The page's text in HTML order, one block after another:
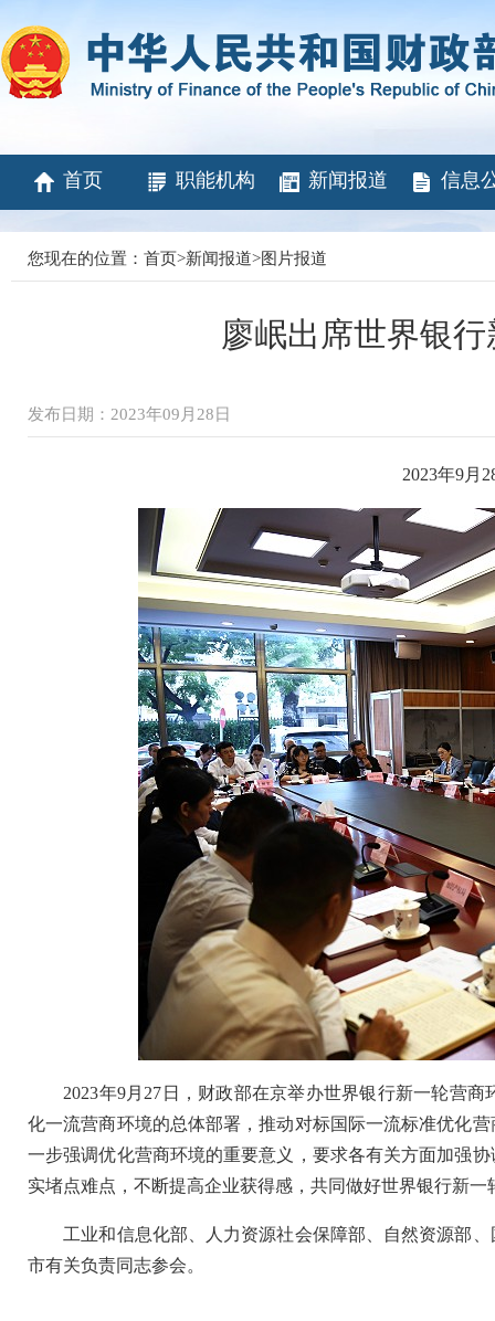
首页 职能机构 新闻报道 信息
您现在的位置： 首页>新闻报道>图片报道
廖岷出席世界银
发布日期：2023年09月28日
2023年9月
2023年9月27日，财政部在京举办世界银行新一轮营商
化一流营商环境的总体部署，推动对标国际一流标准优化
一步强调优化营商环境的重要意义，要求各有关方面加强
实堵点难点，不断提高企业获得感，共同做好世界银行新
工业和信息化部、人力资源社会保障部、自然资源部、
市有关负责同志参会。